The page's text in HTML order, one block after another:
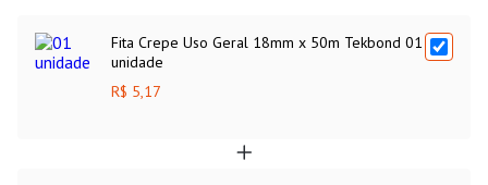
Fita Crepe Uso Geral 18mm x 50m Tekbond 01
unidade
R$ 5,17